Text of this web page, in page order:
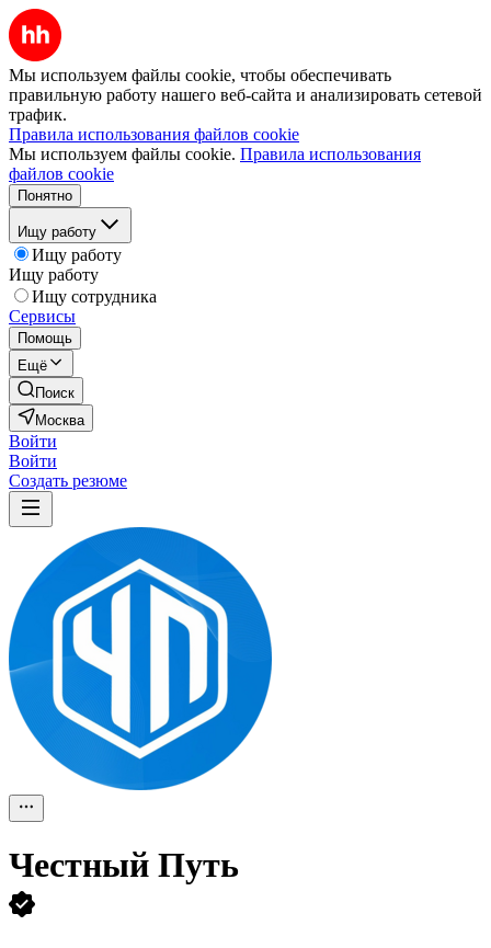
Мы используем файлы cookie, чтобы обеспечивать
правильную работу нашего веб-сайта и анализировать сетевой
трафик.
Правила использования файлов cookie
Мы используем файлы cookie. Правила использования
файлов cookie
Понятно
Ищу работу
Ищу работу
Ищу работу
Ищу сотрудника
Сервисы
Помощь
Ещё
Поиск
Москва
Войти
Войти
Создать резюме
Честный Путь